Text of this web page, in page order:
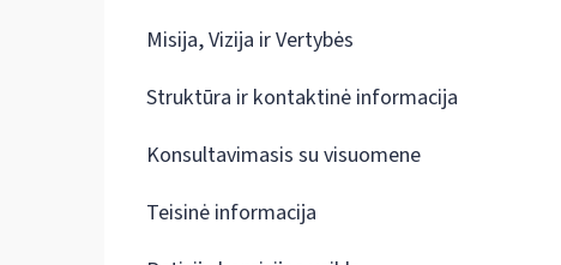
Misija, Vizija ir Vertybės
Struktūra ir kontaktinė informacija
Konsultavimasis su visuomene
Teisinė informacija